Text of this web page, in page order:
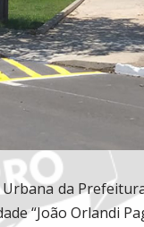
da
“João Orlandi